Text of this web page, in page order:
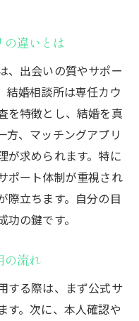
の違いとは
、出会いの質やサポー
結婚相談所は専任カウ
を特徴とし、結婚を真
方、マッチングアプリ
が求められます。特に
ポート体制が重視され
際立ちます。自分の目
の鍵です。
の流れ
する際は、まず公式サ
す。次に、本人確認や